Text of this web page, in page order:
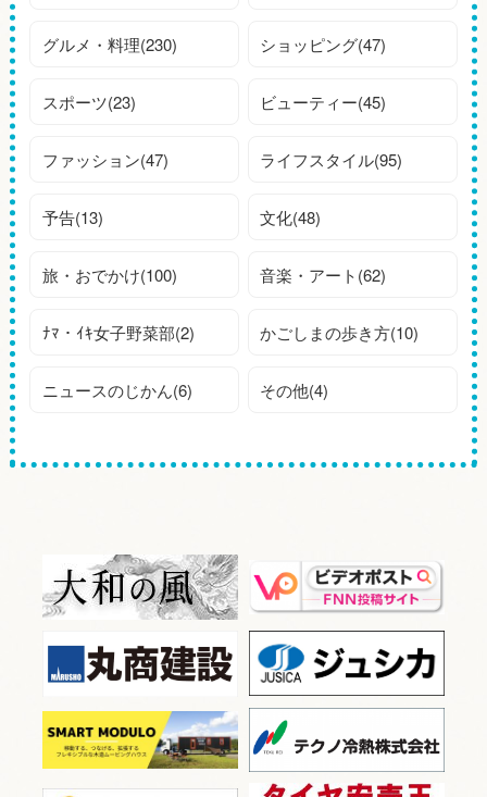
グルメ・料理(230) ショッピング(47)
スポーツ(23) ビューティー(45)
ファッション(47) ライフスタイル(95)
予告(13) 文化(48)
旅・おでかけ(100) 音楽・アート(62)
ﾅﾏ・ｲｷ女子野菜部(2) かごしまの歩き方(10)
ニュースのじかん(6) その他(4)